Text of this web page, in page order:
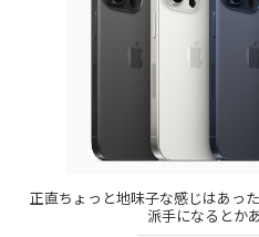
正直ちょっと地味子な感じはあっ
派手になるとか